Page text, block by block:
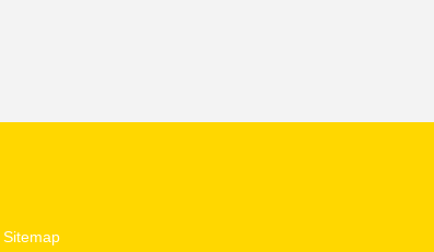
Sitemap